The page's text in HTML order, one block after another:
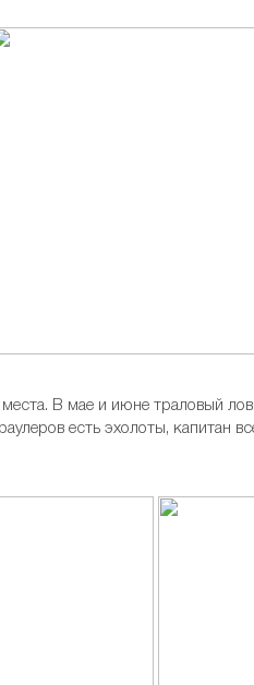
В мае и июне траловый
есть эхолоты, капитан